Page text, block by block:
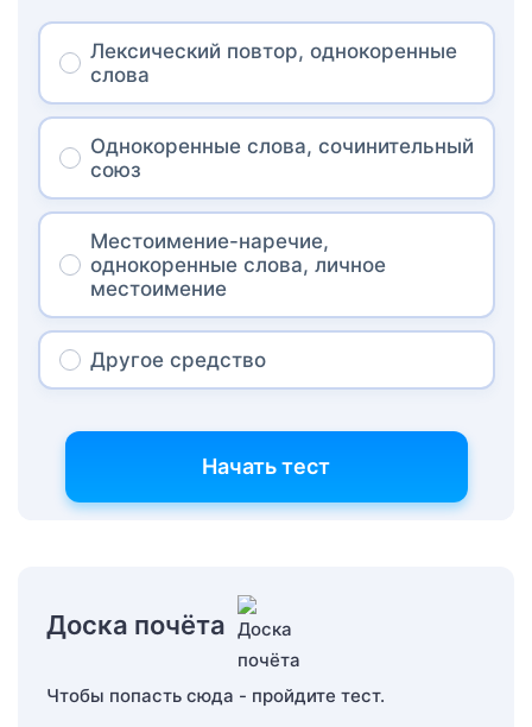
Лексический повтор, однокоренные
слова
Однокоренные слова, сочинительный
союз
Местоимение-наречие,
однокоренные слова, личное
местоимение
Другое средство
Начать тест
Доска почёта
Чтобы попасть сюда - пройдите тест.